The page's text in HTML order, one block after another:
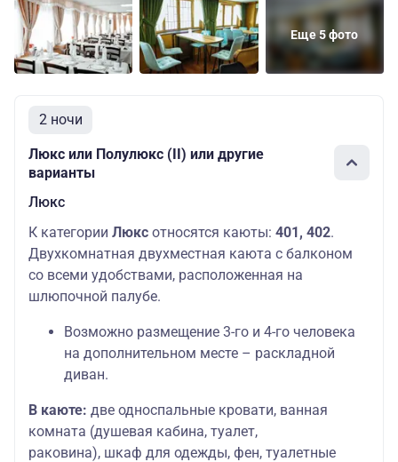
Шлюпочная 4
Основных
мест: 2
19500 руб.
Шлюпочная
Полулюкс
(3)
Основных
мест: 2
20700 руб.
Еще 5 фото
2 ночи
Люкс или Полулюкс (II) или другие
варианты
Люкс
К категории Люкс относятся каюты: 401, 402.
Двухкомнатная двухместная каюта с балконом
со всеми удобствами, расположенная на
шлюпочной палубе.
Возможно размещение 3-го и 4-го человека
на дополнительном месте – раскладной
диван.
В каюте: две односпальные кровати, ванная
комната (душевая кабина, туалет,
раковина), шкаф для одежды, фен, туалетные